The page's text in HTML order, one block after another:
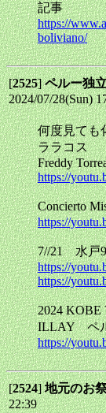
記事
https://
boliviano/
[2525]ペルー独
2024/07/28(Sun)
何度見ても
ララコス
Freddy
https://
Concierto
https://
7//21 水戸
https://
https://
2024
ILLAY ペ
https://
[2524]地元のお
22:39